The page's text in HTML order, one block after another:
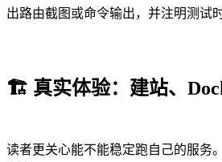
出路由截图或命令输出，并注明测试时
🏗️ 真实体验：建站、
读者更关心能不能稳定跑自己的服务